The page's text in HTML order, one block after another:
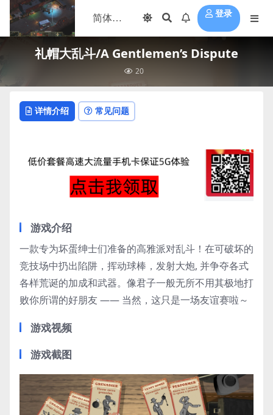
登录
礼帽大乱斗/A Gentlemen’s Dispute
20
详情介绍 常见问题
游戏介绍
一款专为坏蛋绅士们准备的高雅派对乱斗！在可破坏的
竞技场中扔出陷阱，挥动球棒，发射大炮, 并争夺各式
各样荒诞的加成和武器。像君子一般无所不用其极地打
败你所谓的好朋友 —— 当然，这只是一场友谊赛啦～
游戏视频
游戏截图